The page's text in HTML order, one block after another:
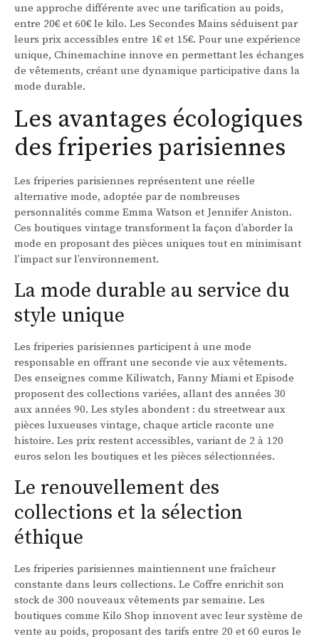
une approche différente avec une tarification au poids,
entre 20€ et 60€ le kilo. Les Secondes Mains séduisent par
leurs prix accessibles entre 1€ et 15€. Pour une expérience
unique, Chinemachine innove en permettant les échanges
de vêtements, créant une dynamique participative dans la
mode durable.
Les avantages écologiques
des friperies parisiennes
Les friperies parisiennes représentent une réelle
alternative mode, adoptée par de nombreuses
personnalités comme Emma Watson et Jennifer Aniston.
Ces boutiques vintage transforment la façon d’aborder la
mode en proposant des pièces uniques tout en minimisant
l’impact sur l’environnement.
La mode durable au service du
style unique
Les friperies parisiennes participent à une mode
responsable en offrant une seconde vie aux vêtements.
Des enseignes comme Kiliwatch, Fanny Miami et Episode
proposent des collections variées, allant des années 30
aux années 90. Les styles abondent : du streetwear aux
pièces luxueuses vintage, chaque article raconte une
histoire. Les prix restent accessibles, variant de 2 à 120
euros selon les boutiques et les pièces sélectionnées.
Le renouvellement des
collections et la sélection
éthique
Les friperies parisiennes maintiennent une fraîcheur
constante dans leurs collections. Le Coffre enrichit son
stock de 300 nouveaux vêtements par semaine. Les
boutiques comme Kilo Shop innovent avec leur système de
vente au poids, proposant des tarifs entre 20 et 60 euros le